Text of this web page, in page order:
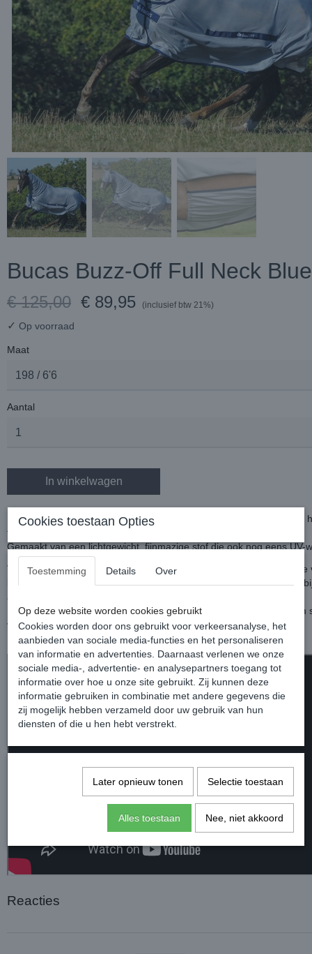
Bucas Buzz-Off Full Neck Blue
€ 125,00 € 89,95 (inclusief btw 21%)
✓ Op voorraad
Maat
Aantal
In winkelwagen
Deze Buzz-Off vliegendeken heeft een vaste hals en beschermt het
tot staart.
Gemaakt van een lichtgewicht, fijnmazige stof die ook nog eens UV-
Voorzien van een Snap-lock magnetische voorsluiting en een enkele
klittenbandoverslag, schouderplooien voor meer bewegingsvrijheid
afneembare elastische buikflap, beensingels en een staartflap.
De deken heeft een gladde voering bij schouders en manenkam om
voorkomen.
Kleur: Blue
Reacties
Cookies toestaan Opties
Toestemming Details Over
Op deze website worden cookies gebruikt
Cookies worden door ons gebruikt voor verkeersanalyse, het
aanbieden van sociale media-functies en het personaliseren
van informatie en advertenties. Daarnaast verlenen we onze
sociale media-, advertentie- en analysepartners toegang tot
informatie over hoe u onze site gebruikt. Zij kunnen deze
informatie gebruiken in combinatie met andere gegevens die
zij mogelijk hebben verzameld door uw gebruik van hun
diensten of die u hen hebt verstrekt.
Later opnieuw tonen Selectie toestaan
Alles toestaan Nee, niet akkoord